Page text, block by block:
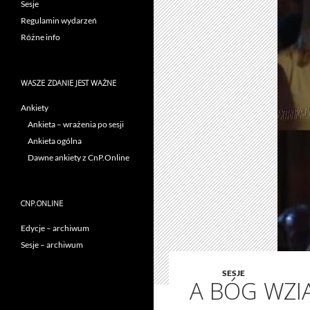
SESJE
A BÓG
Sesje
Regulamin wydarzeń
Różne info
WASZE ZDANIE JEST WAŻNE
Ankiety
Ankieta – wrażenia po sesji
Ankieta ogólna
Dawne ankiety z CnP.Online
CNP.ONLINE
Edycje – archiwum
Sesje – archiwum